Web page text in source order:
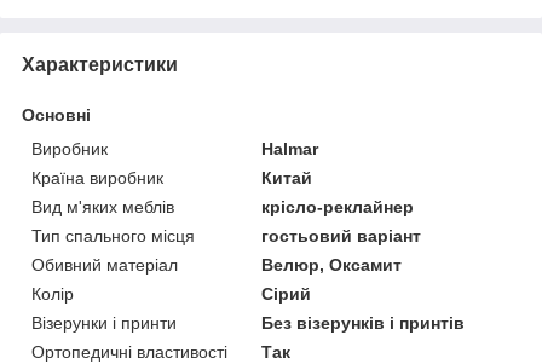
Характеристики
Основні
Виробник
Halmar
Країна виробник
Китай
Вид м'яких меблів
крісло-реклайнер
Тип спального місця
гостьовий варіант
Обивний матеріал
Велюр, Оксамит
Колір
Сірий
Візерунки і принти
Без візерунків і принтів
Ортопедичні властивості
Так